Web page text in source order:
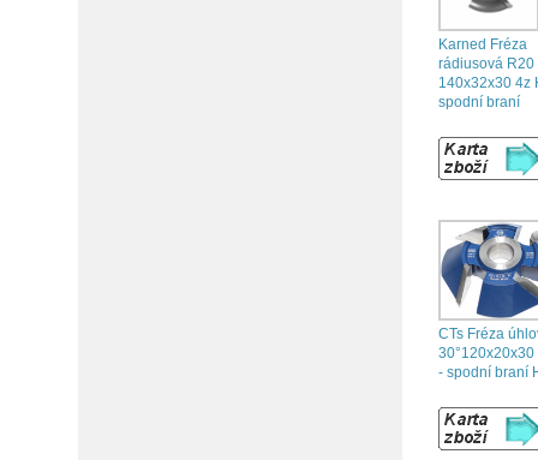
Karned Fréza
rádiusová R20
140x32x30 4z
spodní braní
CTs Fréza
30°120x20x30
- spodní braní